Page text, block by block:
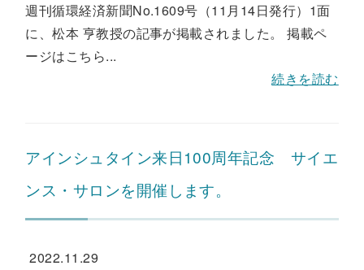
週刊循環経済新聞No.1609号（11月14日発行）1面
に、松本 亨教授の記事が掲載されました。 掲載ペ
ージはこちら...
続きを読む
アインシュタイン来日100周年記念 サイエ
ンス・サロンを開催します。
2022.11.29